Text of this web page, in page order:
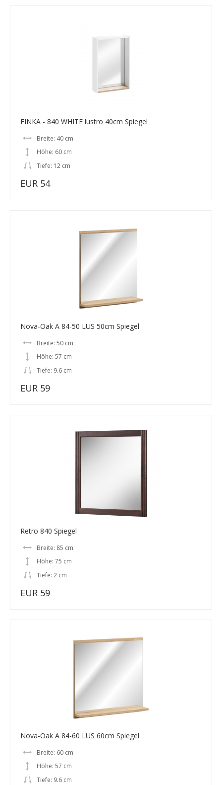
FINKA - 840 WHITE lustro 40cm Spiegel
Breite: 40 cm
Höhe: 60 cm
Tiefe: 12 cm
EUR 54
Nova-Oak A 84-50 LUS 50cm Spiegel
Breite: 50 cm
Höhe: 57 cm
Tiefe: 9.6 cm
EUR 59
Retro 840 Spiegel
Breite: 85 cm
Höhe: 75 cm
Tiefe: 2 cm
EUR 59
Nova-Oak A 84-60 LUS 60cm Spiegel
Breite: 60 cm
Höhe: 57 cm
Tiefe: 9.6 cm